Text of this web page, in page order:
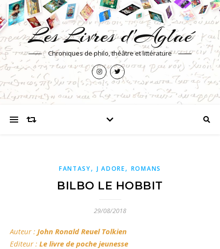
Les Livres d'Aglaé
Chroniques de philo, théâtre et littérature
FANTASY, J ADORE, ROMANS
BILBO LE HOBBIT
29/08/2018
Auteur: John Ronald Reuel Tolkien
Editeur : Le livre de poche jeunesse